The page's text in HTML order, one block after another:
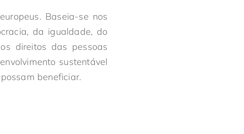
Baseia-se nos
da igualdade, do
direitos das pessoas
sustentável
beneficiar.